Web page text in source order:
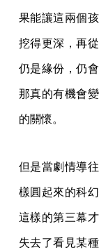
果能讓這兩個
挖得更深，再
仍是緣份，仍
那真的有機會
的關懷。
但是當劇情導
樣圓起來的科
這樣的第三幕
失去了看見某